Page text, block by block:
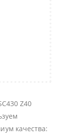
Z40
качества: